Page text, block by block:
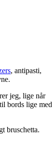
, antipasti,
jeg, lige når
bords lige med
bruschetta.